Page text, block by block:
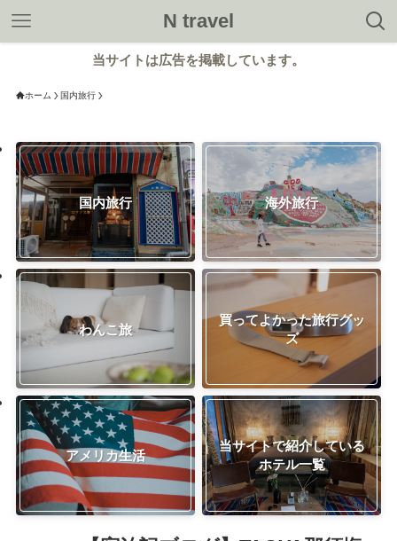
N travel
当サイトは広告を掲載しています。
ホーム 国内旅行
国内旅行 海外旅行
わんこ旅
買ってよかった旅行グッ
ズ
アメリカ生活
当サイトで紹介している
ホテル一覧